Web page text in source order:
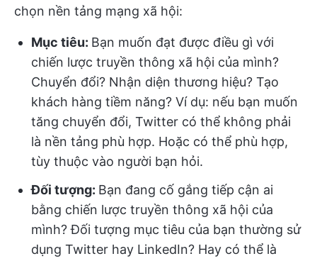
chọn nền tảng mạng xã hội:
Mục tiêu: Bạn muốn đạt được điều gì với
chiến lược truyền thông xã hội của mình?
Chuyển đổi? Nhận diện thương hiệu? Tạo
khách hàng tiềm năng? Ví dụ: nếu bạn muốn
tăng chuyển đổi, Twitter có thể không phải
là nền tảng phù hợp. Hoặc có thể phù hợp,
tùy thuộc vào người bạn hỏi.
Đối tượng: Bạn đang cố gắng tiếp cận ai
bằng chiến lược truyền thông xã hội của
mình? Đối tượng mục tiêu của bạn thường sử
dụng Twitter hay LinkedIn? Hay có thể là